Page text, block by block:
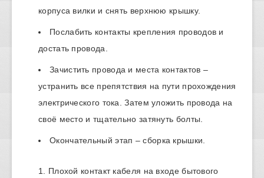
корпуса вилки и снять верхнюю крышку.
Послабить контакты крепления проводов и
достать провода.
Зачистить провода и места контактов –
устранить все препятствия на пути прохождения
электрического тока. Затем уложить провода на
своё место и тщательно затянуть болты.
Окончательный этап – сборка крышки.
Плохой контакт кабеля на входе бытового